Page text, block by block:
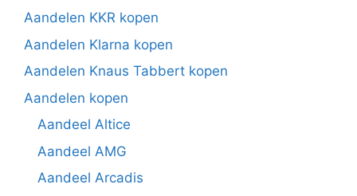
Aandelen KKR kopen
Aandelen Klarna kopen
Aandelen Knaus Tabbert kopen
Aandelen kopen
Aandeel Altice
Aandeel AMG
Aandeel Arcadis